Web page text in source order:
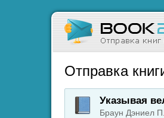
Отправка
Указывая
Браун Дэниел П.